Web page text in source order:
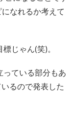
なれるか考えて
じゃん(笑)。
ている部分もあ
るので発表した